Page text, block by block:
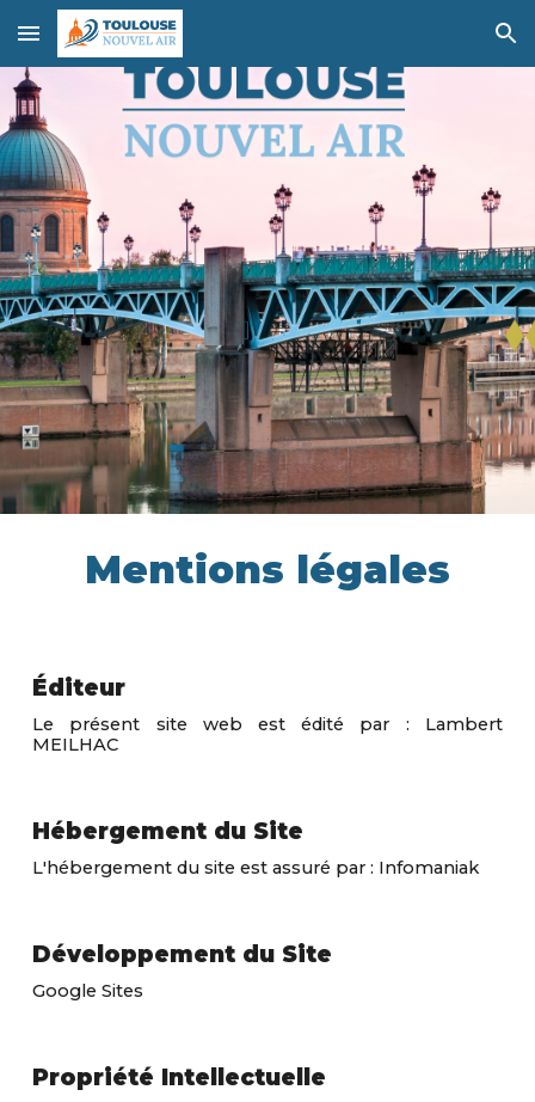
Skip to main content Skip to navigation
Mentions légales
Éditeur
Le présent site web est édité par : Lambert
MEILHAC
Hébergement du Site
L'hébergement du site est assuré par : Infomaniak
Développement du Site
Google Sites
Propriété Intellectuelle